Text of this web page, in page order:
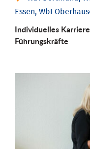
Essen, WbI
Individu­elles
Führungs­kräfte